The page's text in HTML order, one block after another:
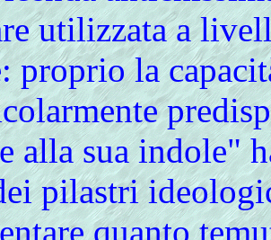
utilizzata a
proprio la
alla sua indole"
pilastri
quanto